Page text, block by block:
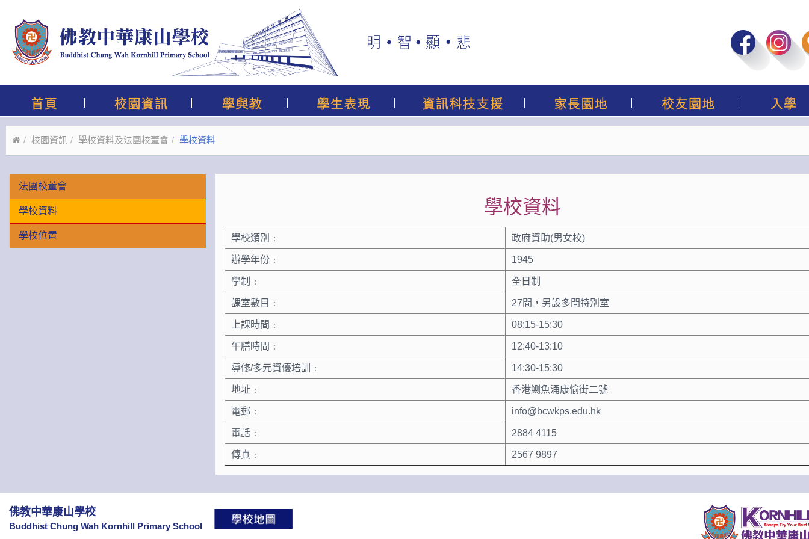
校園資訊 學校資料及法團校董會 學校資料
法團校董會
學校資料
學校位置
學校資料
學校類別﹕ 政府資助(男女校)
辦學年份﹕ 1945
學制﹕ 全日制
課室數目﹕ 27間，另設多間特別室
上課時間﹕ 08:15-15:30
午膳時間﹕ 12:40-13:10
導修/多元資優培訓﹕ 14:30-15:30
地址﹕ 香港鰂魚涌康愉街二號
電郵﹕ info@bcwkps.edu.hk
電話﹕ 2884 4115
傳真﹕ 2567 9897
佛教中華康山學校
Buddhist Chung Wah Kornhill Primary School